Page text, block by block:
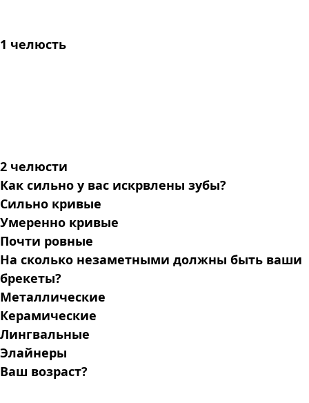
1 челюсть
2 челюсти
Как сильно у вас искрвлены зубы?
Сильно кривые
Умеренно кривые
Почти ровные
На сколько незаметными должны быть ваши
брекеты?
Металлические
Керамические
Лингвальные
Элайнеры
Ваш возраст?